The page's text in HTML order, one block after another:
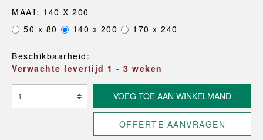
MAAT: 140 X 200
50 x 80
140 x 200 170 x 240
Beschikbaarheid:
Verwachte levertijd 1 - 3 weken
VOEG TOE AAN WINKELMAND
OFFERTE AANVRAGEN